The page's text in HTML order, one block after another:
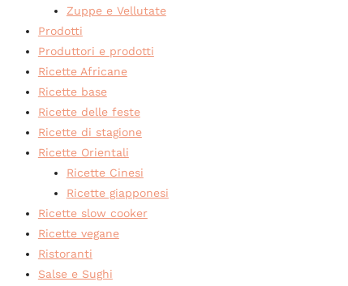
Zuppe e Vellutate
Prodotti
Produttori e prodotti
Ricette Africane
Ricette base
Ricette delle feste
Ricette di stagione
Ricette Orientali
Ricette Cinesi
Ricette giapponesi
Ricette slow cooker
Ricette vegane
Ristoranti
Salse e Sughi